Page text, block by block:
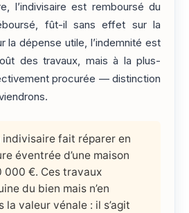
l’indivisaire est remboursé du
fût-il sans effet sur la
la dépense utile, l’indemnité est
des travaux, mais à la plus-
procurée — distinction
indivisaire fait réparer en
éventrée d’une maison
000 €. Ces travaux
du bien mais n’en
la valeur vénale : il s’agit